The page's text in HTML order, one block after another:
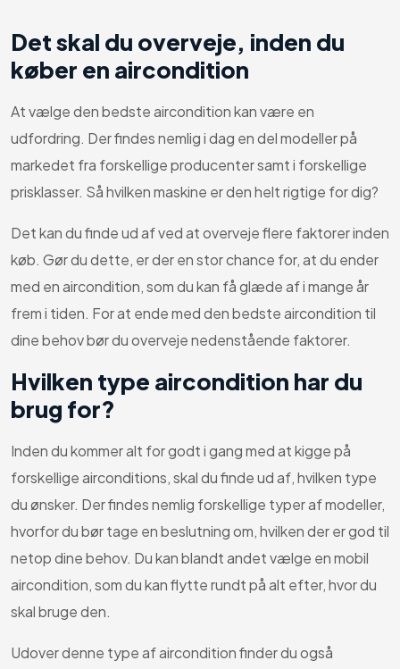
Det skal du overveje, inden du
køber en aircondition
At vælge den bedste aircondition kan være en
udfordring. Der findes nemlig i dag en del modeller på
markedet fra forskellige producenter samt i forskellige
prisklasser. Så hvilken maskine er den helt rigtige for dig?
Det kan du finde ud af ved at overveje flere faktorer inden
køb. Gør du dette, er der en stor chance for, at du ender
med en aircondition, som du kan få glæde af i mange år
frem i tiden. For at ende med den bedste aircondition til
dine behov bør du overveje nedenstående faktorer.
Hvilken type aircondition har du
brug for?
Inden du kommer alt for godt i gang med at kigge på
forskellige airconditions, skal du finde ud af, hvilken type
du ønsker. Der findes nemlig forskellige typer af modeller,
hvorfor du bør tage en beslutning om, hvilken der er god til
netop dine behov. Du kan blandt andet vælge en mobil
aircondition, som du kan flytte rundt på alt efter, hvor du
skal bruge den.
Udover denne type af aircondition finder du også